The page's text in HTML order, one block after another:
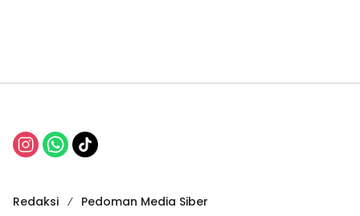
Redaksi Pedoman Media Siber